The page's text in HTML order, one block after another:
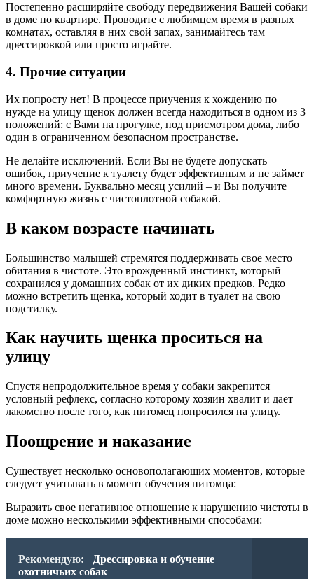
Постепенно расширяйте свободу передвижения Вашей собаки
в доме по квартире. Проводите с любимцем время в разных
комнатах, оставляя в них свой запах, занимайтесь там
дрессировкой или просто играйте.
4. Прочие ситуации
Их попросту нет! В процессе приучения к хождению по
нужде на улицу щенок должен всегда находиться в одном из 3
положений: с Вами на прогулке, под присмотром дома, либо
один в ограниченном безопасном пространстве.
Не делайте исключений. Если Вы не будете допускать
ошибок, приучение к туалету будет эффективным и не займет
много времени. Буквально месяц усилий – и Вы получите
комфортную жизнь с чистоплотной собакой.
В каком возрасте начинать
Большинство малышей стремятся поддерживать свое место
обитания в чистоте. Это врожденный инстинкт, который
сохранился у домашних собак от их диких предков. Редко
можно встретить щенка, который ходит в туалет на свою
подстилку.
Как научить щенка проситься на
улицу
Спустя непродолжительное время у собаки закрепится
условный рефлекс, согласно которому хозяин хвалит и дает
лакомство после того, как питомец попросился на улицу.
Поощрение и наказание
Существует несколько основополагающих моментов, которые
следует учитывать в момент обучения питомца:
Выразить свое негативное отношение к нарушению чистоты в
доме можно несколькими эффективными способами:
Рекомендую:
Дрессировка и обучение
охотничьих собак